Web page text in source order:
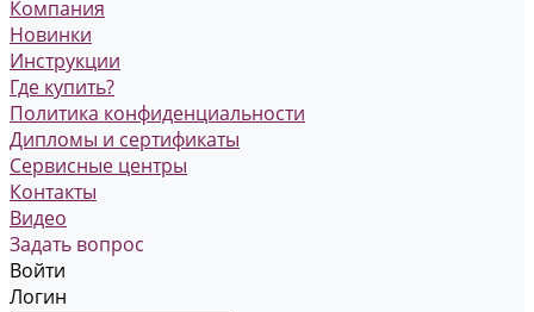
Компания
Новинки
Инструкции
Где купить?
Политика конфиденциальности
Дипломы и сертификаты
Сервисные центры
Контакты
Видео
Задать вопрос
Войти
Логин